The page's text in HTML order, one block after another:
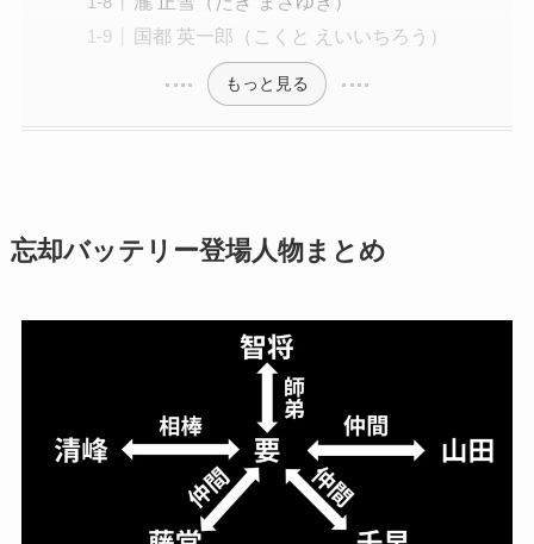
国都 英一郎（こくと えいいちろう）
もっと見る
忘却バッテリー登場人物まとめ